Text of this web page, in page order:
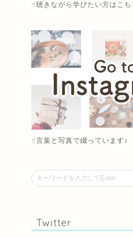
☝︎聴きながら学びたい方はこち
☝︎言葉と写真で綴っています♪
Twitter